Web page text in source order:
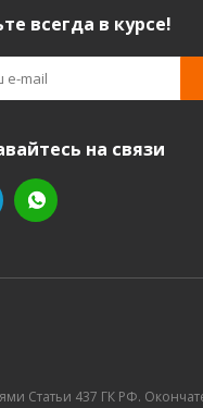
всегда в курсе!
на связи
Статьи 437 ГК РФ.